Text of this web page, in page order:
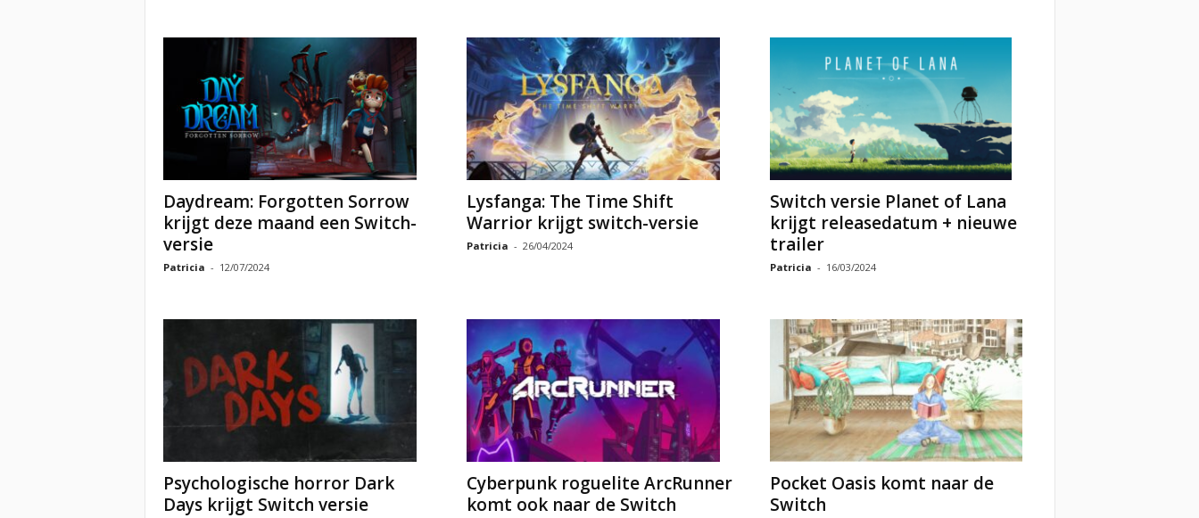
Daydream: Forgotten Sorrow
krijgt deze maand een Switch-
versie
Patricia - 12/07/2024
Lysfanga: The Time Shift
Warrior krijgt switch-versie
Patricia - 26/04/2024
Switch versie Planet of Lana
krijgt releasedatum + nieuwe
trailer
Patricia - 16/03/2024
Psychologische horror Dark
Days krijgt Switch versie
Cyberpunk roguelite ArcRunner
komt ook naar de Switch
Pocket Oasis komt naar de
Switch